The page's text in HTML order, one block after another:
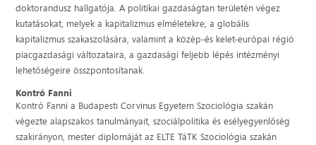
doktorandusz hallgatója. A politikai gazdaságtan területén végez
kutatásokat, melyek a kapitalizmus elméletekre, a globális
kapitalizmus szakaszolására, valamint a közép-és kelet-európai régió
piacgazdasági változataira, a gazdasági feljebb lépés intézményi
lehetőségeire összpontosítanak.
Kontró Fanni
Kontró Fanni a Budapesti Corvinus Egyetem Szociológia szakán
végezte alapszakos tanulmányait, szociálpolitika és esélyegyenlőség
szakirányon, mester diplomáját az ELTE TáTK Szociológia szakán